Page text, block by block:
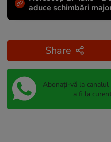
aduce schimbări
Share
Abonați-vă la
a fi la